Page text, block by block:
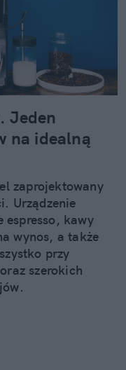
Jeden
na idealną
zaprojektowany
Urządzenie
espresso, kawy
wynos, a także
przy
szerokich